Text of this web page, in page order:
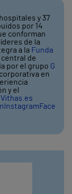
y 37
por 14
conforman
de la
a la Funda
central de
por el grupo G
en
y el
Vithas.es
InstagramFace